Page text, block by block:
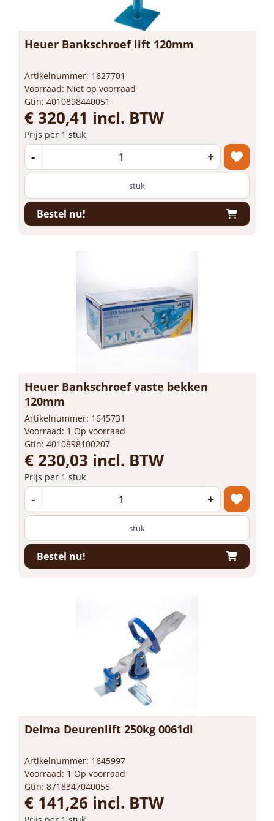
Heuer Bankschroef lift 120mm
Artikelnummer: 1627701
Voorraad: Niet op voorraad
Gtin: 4010898440051
€ 320,41 incl. BTW
Prijs per 1 stuk
- +
stuk
Bestel nu!
Heuer Bankschroef vaste bekken
120mm
Artikelnummer: 1645731
Voorraad: 1 Op voorraad
Gtin: 4010898100207
€ 230,03 incl. BTW
Prijs per 1 stuk
- +
stuk
Bestel nu!
Delma Deurenlift 250kg 0061dl
Artikelnummer: 1645997
Voorraad: 1 Op voorraad
Gtin: 8718347040055
€ 141,26 incl. BTW